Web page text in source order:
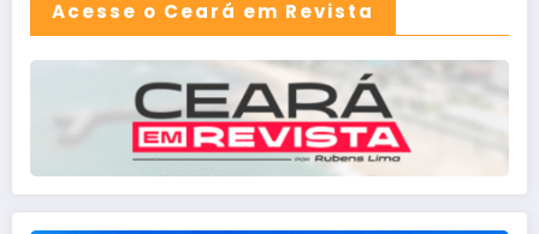
Acesse o Ceará em Revista